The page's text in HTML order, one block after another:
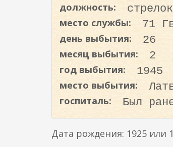
должность: стрелок
место службы: 71
день выбытия: 26
месяц выбытия: 2
год выбытия: 1945
место выбытия:
госпиталь: Был
Дата рождения: 1925 или